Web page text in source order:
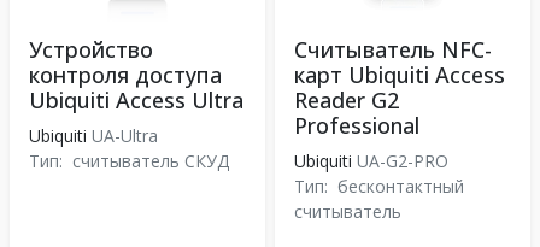
Устройство
контроля доступа
Ubiquiti Access Ultra
Ubiquiti UA-Ultra
Тип: считыватель СКУД
Считыватель NFC-
карт Ubiquiti Access
Reader G2
Professional
Ubiquiti UA-G2-PRO
Тип: бесконтактный
считыватель